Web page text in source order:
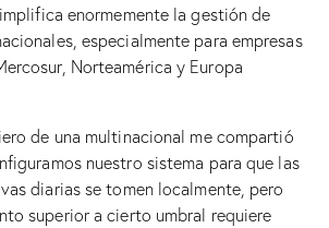
enormemente la gestión de
especialmente para empresas
Norteamérica y Europa
de una multinacional me compartió
nuestro sistema para que las
diarias se tomen localmente, pero
superior a cierto umbral requiere